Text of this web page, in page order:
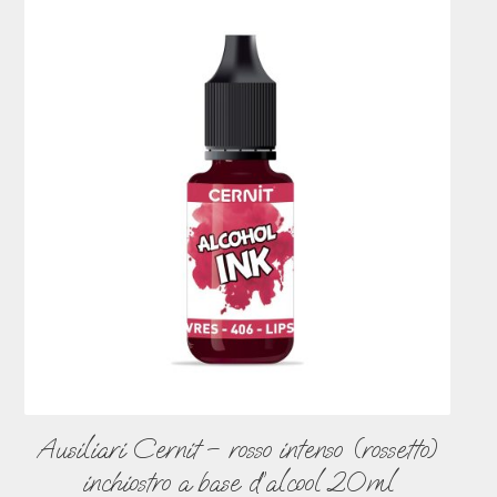
Ausiliari Cernit – rosso intenso (rossetto)
inchiostro a base d’alcool 20ml